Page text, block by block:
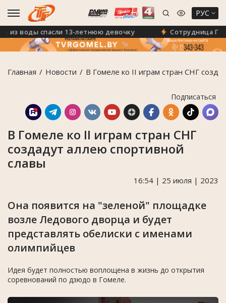
РУС
воды спасли 13-летнюю девочку Сотрудница ГУО
Главная Новости В Гомеле ко II играм стран СНГ
Подписаться
В Гомеле ко II играм стран СНГ
создадут аллею спортивной
славы
16:54 | 25 июля | 2023
Она появится на "зеленой" площадке
возле Ледового дворца и будет
представлять обелиски с именами
олимпийцев
Идея будет полностью воплощена в жизнь до открытия
соревнований по дзюдо в Гомеле.